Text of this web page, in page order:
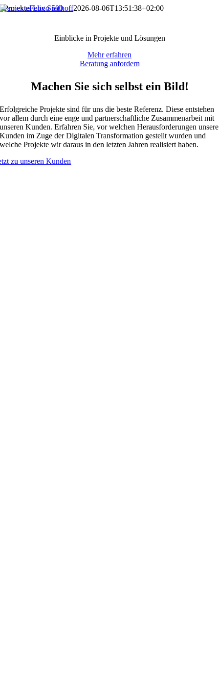
Zum
ProjekteFelix Siedhoff2026-08-06T13:51:38+02:00
Einblicke in Projekte und Lösungen
Mehr erfahren
Beratung anfordern
Machen Sie sich selbst ein Bild!
Erfolgreiche Projekte sind für uns die beste Referenz. Diese entstehen
vor allem durch eine enge und partnerschaftliche Zusammenarbeit mit
unseren Kunden. Erfahren Sie, vor welchen Herausforderungen unsere
Kunden im Zuge der Digitalen Transformation gestellt wurden und
welche Projekte wir daraus in den letzten Jahren realisiert haben.
zu unseren Kunden